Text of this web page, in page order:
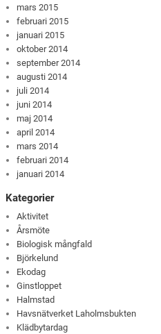
mars 2015
februari 2015
januari 2015
oktober 2014
september 2014
augusti 2014
juli 2014
juni 2014
maj 2014
april 2014
mars 2014
februari 2014
januari 2014
Kategorier
Aktivitet
Årsmöte
Biologisk mångfald
Björkelund
Ekodag
Ginstloppet
Halmstad
Havsnätverket Laholmsbukten
Klädbytardag